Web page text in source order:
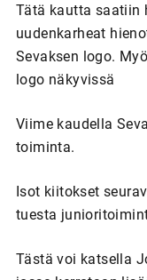
Tätä kautta saatiin
uudenkarheat
Sevaksen logo.
logo näkyvissä
Viime kaudella
toiminta.
Isot kiitokset
tuesta
Tästä voi katsella